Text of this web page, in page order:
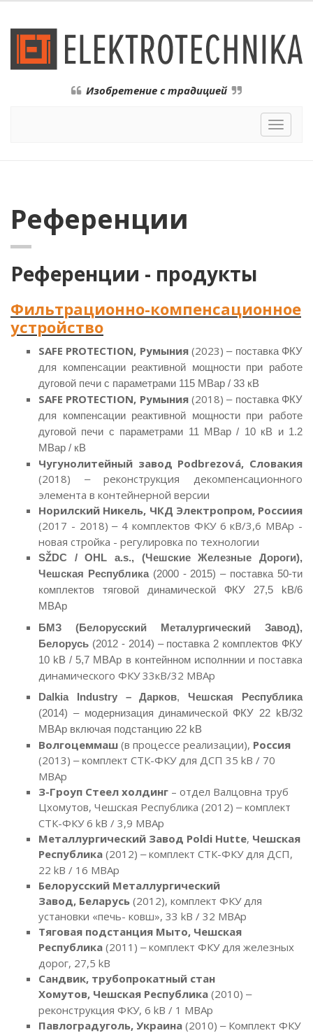
Изобретение с традицией
Toggle
Референции
Референции - продукты
Фильтрационно-компенсационное
устройство
SAFE PROTECTION, Румыния(2023)– поставка ФКУ
для компенсации реактивной мощности при работе
дуговой печи с параметрами 115 МВар / 33 кВ
SAFE PROTECTION, Румыния(2018)– поставка ФКУ
для компенсации реактивной мощности при работе
дуговой печи с параметрами 11 МВар / 10 кВ и 1.2
МВар / кВ
Чугунолитейный завод Podbrezová, Словакия
(2018)
–
реконструкция декомпенсационного
элемента в контейнерной версии
Норилский Никель, ЧКД Электропром, Россиия
(2017 - 2018)–4 комплектов ФКУ 6 кВ/3,6 МВАр -
новая стройка - регулировка по технологии
SŽDC / OHL a.s., (Чешские Железные Дороги),
Чешская Республика (2000 - 2015) – поставка 50-ти
комплектов тяговой динамической ФКУ 27,5
kВ/6
MВАр
БМЗ (Белорусский Металургический Завод),
Белорусь (2012 - 2014) – поставка 2 комплектов ФКУ
10 kВ / 5,7 MВАр в контейнном исполнниии поставка
динамического ФКУ 33кВ/32 МВАр
Dalkia Industry– Дарков,Чешская Республика
(2014) – модернизация динамической ФКУ 22
kВ/32
MВАр включая подстанцию 22 kВ
Волгоцеммаш (в процессе реализации), Россия
(2013) – комплект СТК-ФКУ для ДСП 35 kB / 70
МВАр
З-Гроуп Стеел холдинг – отдел Валцовна труб
Цхомутов, Чешская Республика (2012) – комплект
СТК-ФКУ 6 kB / 3,9 МВАр
Металлургический Завод Poldi Hutte, Чешская
Республика (2012) –комплект СТК-ФКУ для ДСП,
22 kB / 16 МВАр
Белорусский Металлургический
Завод, Беларусь (2012), комплект ФКУ для
установки «печь- ковш», 33 kB / 32 МВАр
Тяговая подстанция Мыто, Чешская
Республика (2011) –комплект ФКУ для железных
дорог, 27,5 kB
Сандвик, трубопрокатный стан
Хомутов, Чешская Республика (2010) –
реконструкция ФКУ, 6 kB / 1 МВАр
Павлоградуголь, Украина (2010) –Комплект ФКУ